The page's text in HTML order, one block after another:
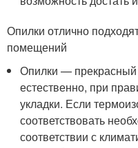
Опилки отлично
помещений
Опилки — прекрасный
естественно, при
укладки. Если
соответствовать
соответствии с